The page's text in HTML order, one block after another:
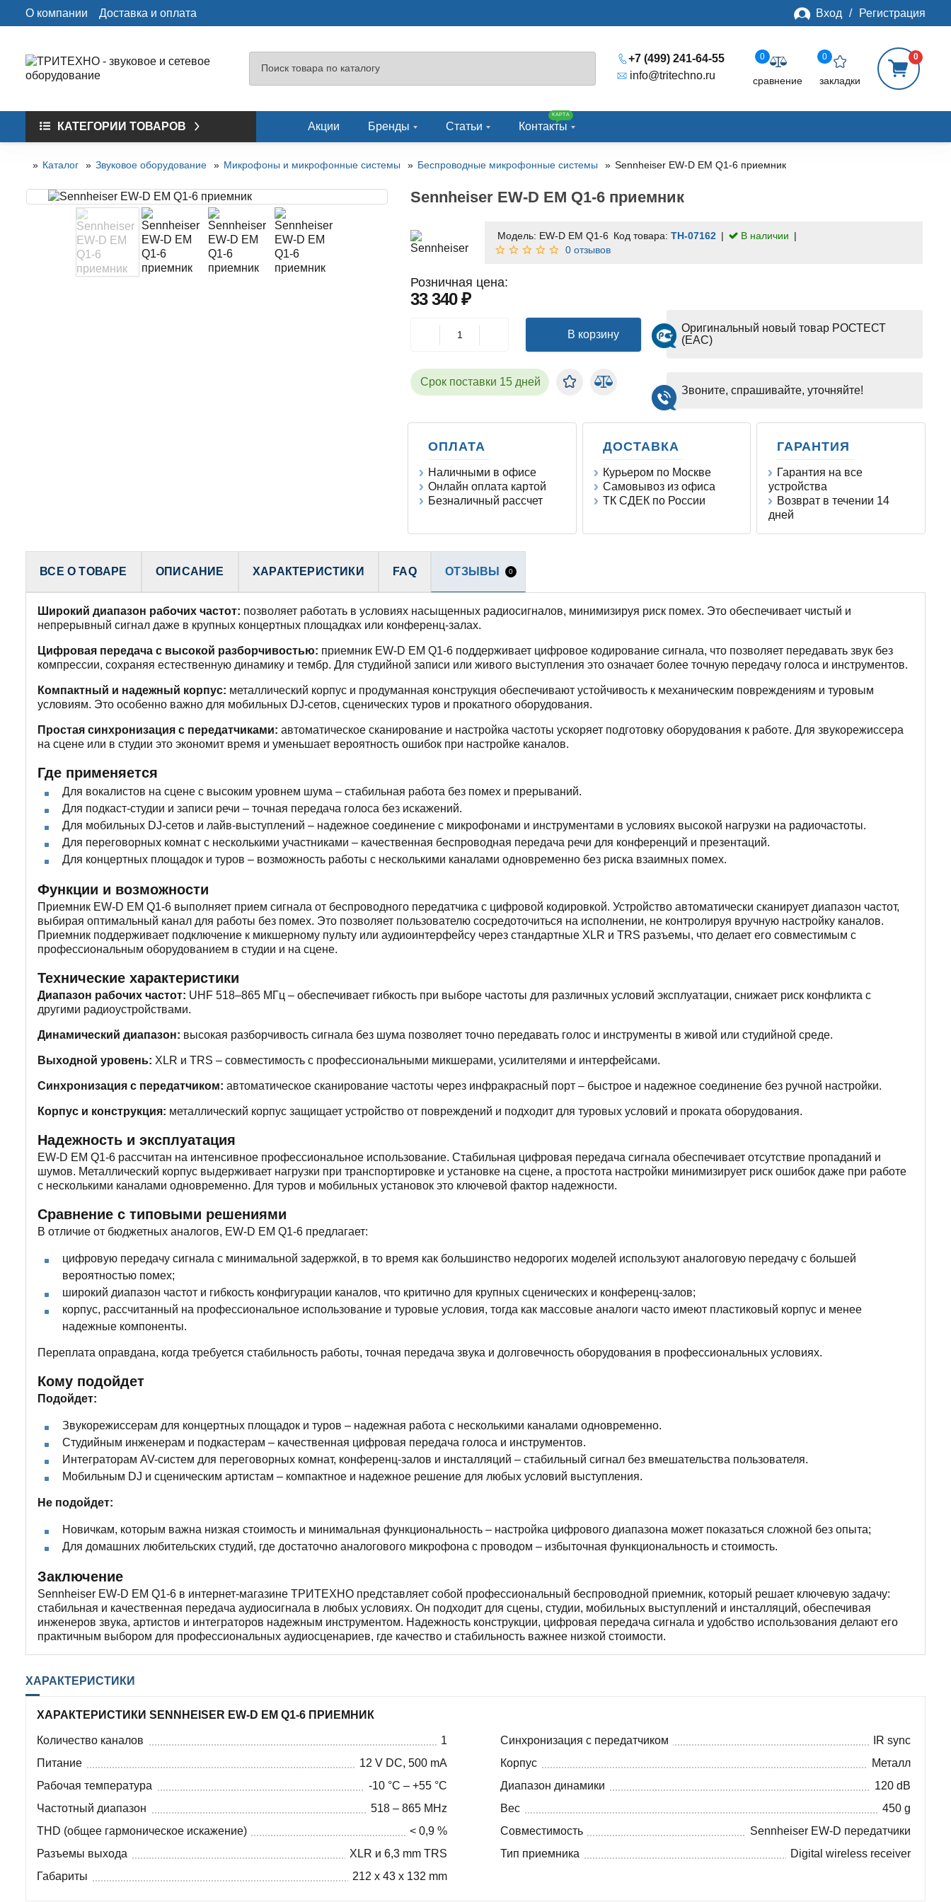
О компании Доставка и оплата Вход / Регистрация
+7 (499) 241-64-55
info@tritechno.ru
0
сравнение
0
закладки
0
КАТЕГОРИИ ТОВАРОВ Акции Бренды Статьи
КАРТА
Контакты
Каталог Звуковое оборудование Микрофоны и микрофонные системы Беспроводные микрофонные системы Sennheiser EW-D EM Q1-6 приемник
Sennheiser EW-D EM Q1-6 приемник
Модель: EW-D EM Q1-6 Код товара: TH-07162
В наличии
0 отзывов
Розничная цена:
33 340 ₽
В корзину
Срок поставки 15 дней
Оригинальный новый товар РОСТЕСТ
(EAC)
Звоните, спрашивайте, уточняйте!
ОПЛАТА
Наличными в офисе
Онлайн оплата картой
Безналичный рассчет
ДОСТАВКА
Курьером по Москве
Самовывоз из офиса
ТК СДЕК по России
ГАРАНТИЯ
Гарантия на все
устройства
Возврат в течении 14
дней
ВСЕ О ТОВАРЕ ОПИСАНИЕ ХАРАКТЕРИСТИКИ FAQ ОТЗЫВЫ 0
Широкий диапазон рабочих частот: позволяет работать в условиях насыщенных радиосигналов, минимизируя риск помех. Это обеспечивает чистый и
непрерывный сигнал даже в крупных концертных площадках или конференц-залах.
Цифровая передача с высокой разборчивостью: приемник EW-D EM Q1-6 поддерживает цифровое кодирование сигнала, что позволяет передавать звук без
компрессии, сохраняя естественную динамику и тембр. Для студийной записи или живого выступления это означает более точную передачу голоса и инструментов.
Компактный и надежный корпус: металлический корпус и продуманная конструкция обеспечивают устойчивость к механическим повреждениям и туровым
условиям. Это особенно важно для мобильных DJ-сетов, сценических туров и прокатного оборудования.
Простая синхронизация с передатчиками: автоматическое сканирование и настройка частоты ускоряет подготовку оборудования к работе. Для звукорежиссера
на сцене или в студии это экономит время и уменьшает вероятность ошибок при настройке каналов.
Где применяется
Для вокалистов на сцене с высоким уровнем шума – стабильная работа без помех и прерываний.
Для подкаст-студии и записи речи – точная передача голоса без искажений.
Для мобильных DJ-сетов и лайв-выступлений – надежное соединение с микрофонами и инструментами в условиях высокой нагрузки на радиочастоты.
Для переговорных комнат с несколькими участниками – качественная беспроводная передача речи для конференций и презентаций.
Для концертных площадок и туров – возможность работы с несколькими каналами одновременно без риска взаимных помех.
Функции и возможности
Приемник EW-D EM Q1-6 выполняет прием сигнала от беспроводного передатчика с цифровой кодировкой. Устройство автоматически сканирует диапазон частот,
выбирая оптимальный канал для работы без помех. Это позволяет пользователю сосредоточиться на исполнении, не контролируя вручную настройку каналов.
Приемник поддерживает подключение к микшерному пульту или аудиоинтерфейсу через стандартные XLR и TRS разъемы, что делает его совместимым с
профессиональным оборудованием в студии и на сцене.
Технические характеристики
Диапазон рабочих частот: UHF 518–865 МГц – обеспечивает гибкость при выборе частоты для различных условий эксплуатации, снижает риск конфликта с
другими радиоустройствами.
Динамический диапазон: высокая разборчивость сигнала без шума позволяет точно передавать голос и инструменты в живой или студийной среде.
Выходной уровень: XLR и TRS – совместимость с профессиональными микшерами, усилителями и интерфейсами.
Синхронизация с передатчиком: автоматическое сканирование частоты через инфракрасный порт – быстрое и надежное соединение без ручной настройки.
Корпус и конструкция: металлический корпус защищает устройство от повреждений и подходит для туровых условий и проката оборудования.
Надежность и эксплуатация
EW-D EM Q1-6 рассчитан на интенсивное профессиональное использование. Стабильная цифровая передача сигнала обеспечивает отсутствие пропаданий и
шумов. Металлический корпус выдерживает нагрузки при транспортировке и установке на сцене, а простота настройки минимизирует риск ошибок даже при работе
с несколькими каналами одновременно. Для туров и мобильных установок это ключевой фактор надежности.
Сравнение с типовыми решениями
В отличие от бюджетных аналогов, EW-D EM Q1-6 предлагает:
цифровую передачу сигнала с минимальной задержкой, в то время как большинство недорогих моделей используют аналоговую передачу с большей
вероятностью помех;
широкий диапазон частот и гибкость конфигурации каналов, что критично для крупных сценических и конференц-залов;
корпус, рассчитанный на профессиональное использование и туровые условия, тогда как массовые аналоги часто имеют пластиковый корпус и менее
надежные компоненты.
Переплата оправдана, когда требуется стабильность работы, точная передача звука и долговечность оборудования в профессиональных условиях.
Кому подойдет
Подойдет:
Звукорежиссерам для концертных площадок и туров – надежная работа с несколькими каналами одновременно.
Студийным инженерам и подкастерам – качественная цифровая передача голоса и инструментов.
Интеграторам AV-систем для переговорных комнат, конференц-залов и инсталляций – стабильный сигнал без вмешательства пользователя.
Мобильным DJ и сценическим артистам – компактное и надежное решение для любых условий выступления.
Не подойдет:
Новичкам, которым важна низкая стоимость и минимальная функциональность – настройка цифрового диапазона может показаться сложной без опыта;
Для домашних любительских студий, где достаточно аналогового микрофона с проводом – избыточная функциональность и стоимость.
Заключение
Sennheiser EW-D EM Q1-6 в интернет-магазине ТРИТЕХНО представляет собой профессиональный беспроводной приемник, который решает ключевую задачу:
стабильная и качественная передача аудиосигнала в любых условиях. Он подходит для сцены, студии, мобильных выступлений и инсталляций, обеспечивая
инженеров звука, артистов и интеграторов надежным инструментом. Надежность конструкции, цифровая передача сигнала и удобство использования делают его
практичным выбором для профессиональных аудиосценариев, где качество и стабильность важнее низкой стоимости.
ХАРАКТЕРИСТИКИ
ХАРАКТЕРИСТИКИ SENNHEISER EW-D EM Q1-6 ПРИЕМНИК
Количество каналов
1
Питание
12 V DC, 500 mA
Рабочая температура
-10 °C – +55 °C
Частотный диапазон
518 – 865 MHz
THD (общее гармоническое искажение)
< 0,9 %
Разъемы выхода
XLR и 6,3 mm TRS
Габариты
212 x 43 x 132 mm
Синхронизация с передатчиком
IR sync
Корпус
Металл
Диапазон динамики
120 dB
Вес
450 g
Совместимость
Sennheiser EW-D передатчики
Тип приемника
Digital wireless receiver